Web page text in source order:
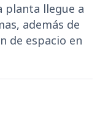
planta llegue a
además de
de espacio en